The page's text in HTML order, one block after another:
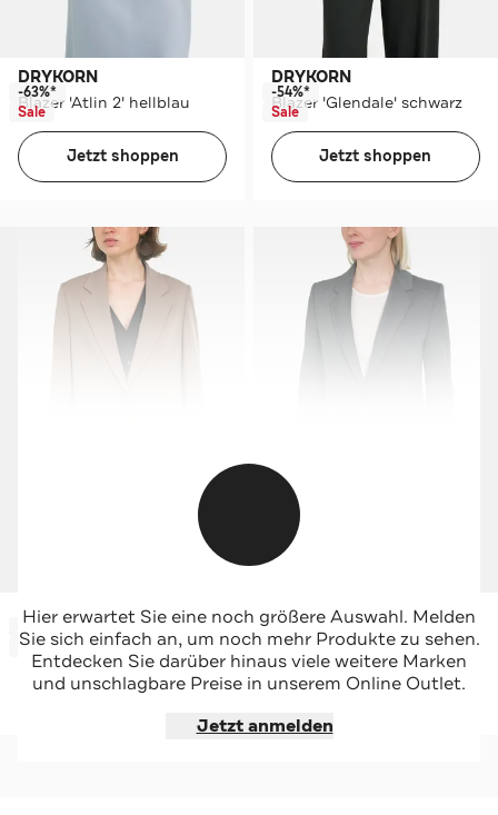
DRYKORN
Blazer 'Atlin 2' hellblau
-63%*
Sale
Jetzt shoppen
DRYKORN
Blazer 'Glendale' schwarz
-54%*
Sale
Jetzt shoppen
DRYKORN
Blazer 'Glendale' taupe
-53%*
Sale
Jetzt shoppen
DRYKORN
Blazer 'Atlin' dunkelgrau
-70%*
Sale
Jetzt shoppen
Hier erwartet Sie eine noch größere Auswahl. Melden
Sie sich einfach an, um noch mehr Produkte zu sehen.
Entdecken Sie darüber hinaus viele weitere Marken
und unschlagbare Preise in unserem Online Outlet.
Jetzt anmelden